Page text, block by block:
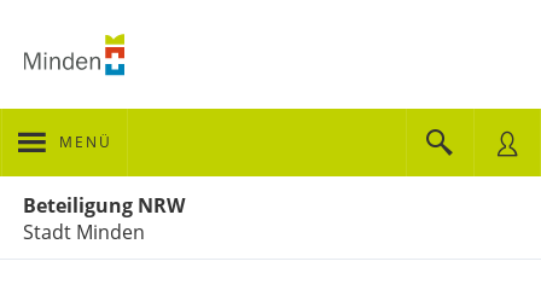
MENÜ
Beteiligung NRW
Stadt Minden